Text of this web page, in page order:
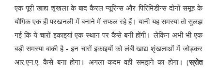
एक पूरी खाद्य शृंखला के बाद कैरल प्यूरिन्स और पिरिमिडीन्स दोनों समूह के
यौगिक एक ही परखनली में बनाने में सफल रहे हैं। यानी यह समस्या तो सुलझ
गई कि ये चारों इकाइयां एक स्थान पर कैसे बनी होंगी। लेकिन अभी भी एक
बड़ी समस्या बाकी है - इन चारों इकाइयों को लंबी खाद्य शृंखलाओं में जोड़कर
आर.एन.ए. कैसे बना होगा। अगला कदम वही समझने का होगा। (स्रोत